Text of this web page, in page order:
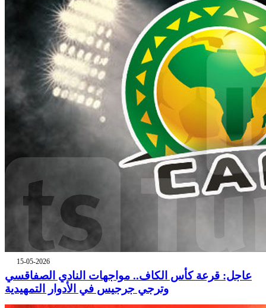
15-05-2026
عاجل: قرعة كأس الكاف.. مواجهات النادي الصفاقسي
وترجي جرجيس في الأدوار التمهيدية